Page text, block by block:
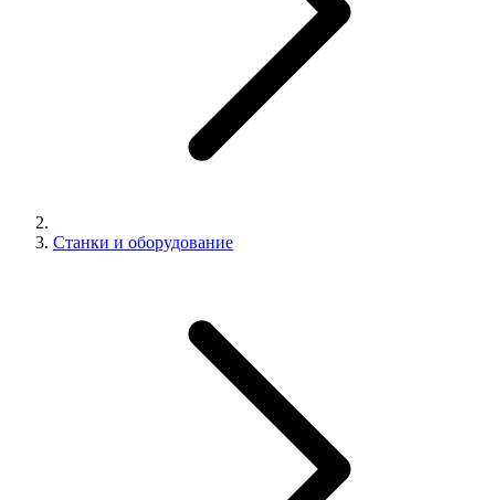
Станки и оборудование